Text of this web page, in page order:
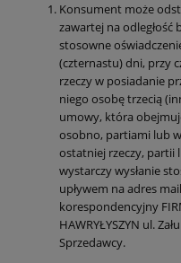
Konsument może
zawartej na odległość
stosowne
(czternastu) dni, przy
rzeczy w posiadanie
niego osobę trzecią
umowy, która
osobno, partiami lub
ostatniej rzeczy, partii
wystarczy wysłanie
upływem na adres
korespondencyjny
HAWRYŁYSZYN ul.
Sprzedawcy.